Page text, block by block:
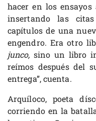
hacer en los ensayos
insertando las
capítulos de una
engendro. Era otro
junco, sino un libro
reímos después del
entrega”, cuenta.
Arquíloco, poeta
corriendo en la